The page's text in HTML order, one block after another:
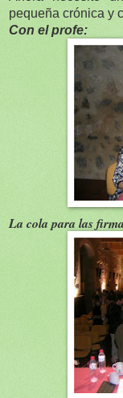
pequeña crónica y
Con el profe:
La cola para las